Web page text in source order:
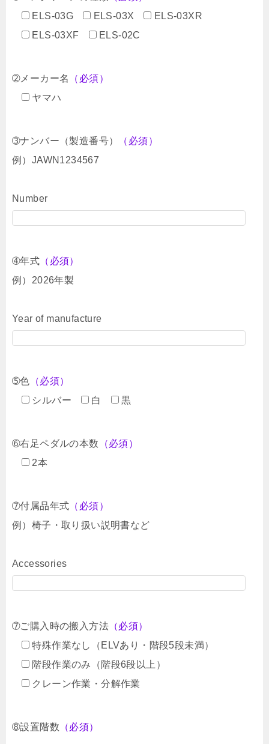
ELS-03G
ELS-03X
ELS-03XR
ELS-03XF
ELS-02C
➁メーカー名
（必須）
ヤマハ
➂ナンバー（製造番号）
（必須）
例）JAWN1234567
Number
➃年式 （必須）
例）2026年製
Year of manufacture
➄色 （必須）
シルバー
白 黒
➅右足ペダルの本数 （必須）
2本
➆付属品年式 （必須）
例）椅子・取り扱い説明書など
Accessories
➆ご購入時の搬入方法 （必須）
特殊作業なし（ELVあり・階段5段未満）
階段作業のみ（階段6段以上）
クレーン作業・分解作業
➇設置階数 （必須）